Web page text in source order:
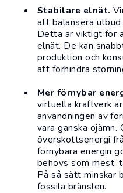
Stabilare elnät.
att balansera
Detta är viktigt för
elnät. De kan
produktion och
att förhindra
Mer förnybar
virtuella kraftverk
användningen av
vara ganska ojämn.
överskottsenergi
förnybara energin
behövs som mest,
På så sätt minskar
fossila bränslen.